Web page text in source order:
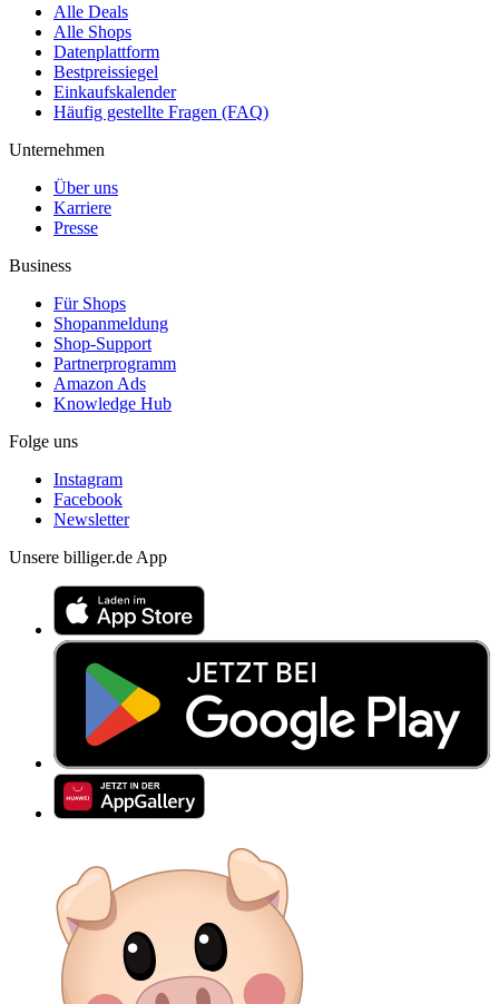
Alle Deals
Alle Shops
Datenplattform
Bestpreissiegel
Einkaufskalender
Häufig gestellte Fragen (FAQ)
Unternehmen
Über uns
Karriere
Presse
Business
Für Shops
Shopanmeldung
Shop-Support
Partnerprogramm
Amazon Ads
Knowledge Hub
Folge uns
Instagram
Facebook
Newsletter
Unsere billiger.de App